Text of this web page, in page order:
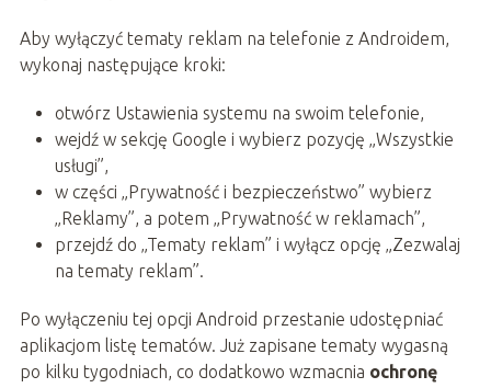
Aby wyłączyć tematy reklam na telefonie z Androidem,
wykonaj następujące kroki:
otwórz Ustawienia systemu na swoim telefonie,
wejdź w sekcję Google i wybierz pozycję „Wszystkie
usługi”,
w części „Prywatność i bezpieczeństwo” wybierz
„Reklamy”, a potem „Prywatność w reklamach”,
przejdź do „Tematy reklam” i wyłącz opcję „Zezwalaj
na tematy reklam”.
Po wyłączeniu tej opcji Android przestanie udostępniać
aplikacjom listę tematów. Już zapisane tematy wygasną
po kilku tygodniach, co dodatkowo wzmacnia ochronę